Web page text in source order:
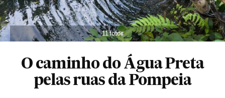
11 fotos
O caminho do Água Preta
pelas ruas da Pompeia